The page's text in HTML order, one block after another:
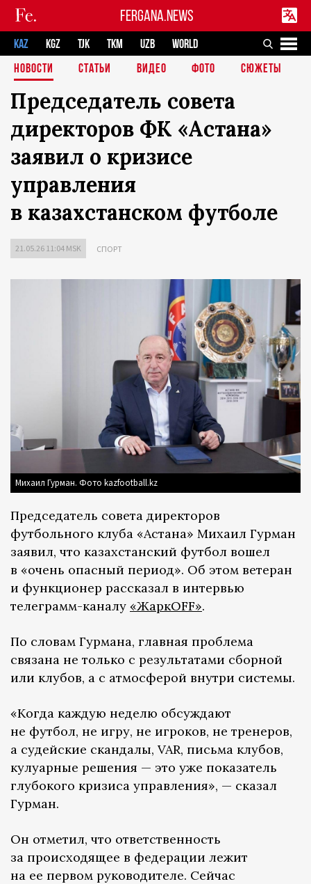
FERGANA.NEWS
KAZ KGZ TJK TKM UZB
WORLD
НОВОСТИ
СТАТЬИ ВИДЕО ФОТО СЮЖЕТЫ
Председатель совета
директоров ФК «Астана»
заявил о кризисе
управления
в казахстанском футболе
21.05.26 11:04 MSK СПОРТ
Михаил Гурман. Фото kazfootball.kz
Председатель совета директоров
футбольного клуба «Астана» Михаил Гурман
заявил, что казахстанский футбол вошел
в «очень опасный период». Об этом ветеран
и функционер рассказал в интервью
телеграмм-каналу «ЖаркOFF».
По словам Гурмана, главная проблема
связана не только с результатами сборной
или клубов, а с атмосферой внутри системы.
«Когда каждую неделю обсуждают
не футбол, не игру, не игроков, не тренеров,
а судейские скандалы, VAR, письма клубов,
кулуарные решения — это уже показатель
глубокого кризиса управления», — сказал
Гурман.
Он отметил, что ответственность
за происходящее в федерации лежит
на ее первом руководителе. Сейчас